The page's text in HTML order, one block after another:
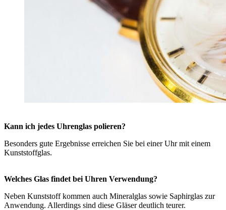
Kann ich jedes Uhrenglas polieren?
Besonders gute Ergebnisse erreichen Sie bei einer Uhr mit einem
Kunststoffglas.
Welches Glas findet bei Uhren Verwendung?
Neben Kunststoff kommen auch Mineralglas sowie Saphirglas zur
Anwendung. Allerdings sind diese Gläser deutlich teurer.